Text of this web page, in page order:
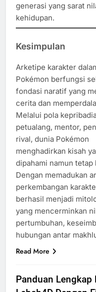
generasi yang sarat
kehidupan.
Kesimpulan
Arketipe karakter
Pokémon berfungsi
fondasi naratif yang
cerita dan
Melalui pola
petualang, mentor,
rival, dunia Pokémon
menghadirkan kisah
dipahami namun tetap
Dengan memadukan
perkembangan
berhasil menjadi
yang mencerminkan
pertumbuhan,
hubungan antar
Read More
Panduan Lengkap